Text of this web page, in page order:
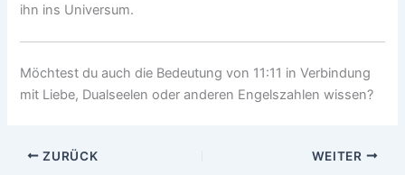
ihn ins Universum.
Möchtest du auch die Bedeutung von 11:11 in Verbindung
mit Liebe, Dualseelen oder anderen Engelszahlen wissen?
ZURÜCK WEITER